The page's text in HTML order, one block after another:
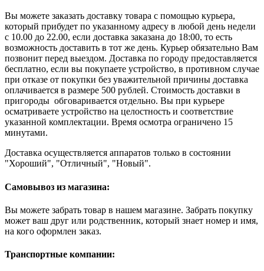
Вы можете заказать доставку товара с помощью курьера,
который прибудет по указанному адресу в любой день недели
с 10.00 до 22.00, если доставка заказана до 18:00, то есть
возможность доставить в тот же день. Курьер обязательно Вам
позвонит перед выездом. Доставка по городу предоставляется
бесплатно, если вы покупаете устройство, в противном случае
при отказе от покупки без уважительной причины доставка
оплачивается в размере 500 рублей. Стоимость доставки в
пригороды обговаривается отдельно. Вы при курьере
осматриваете устройство на целостность и соответствие
указанной комплектации. Время осмотра ограничено 15
минутами.
Доставка осуществляется аппаратов только в состоянии
"Хороший", "Отличный", "Новый".
Самовывоз из магазина:
Вы можете забрать товар в нашем магазине. Забрать покупку
может ваш друг или родственник, который знает номер и имя,
на кого оформлен заказ.
Транспортные компании: